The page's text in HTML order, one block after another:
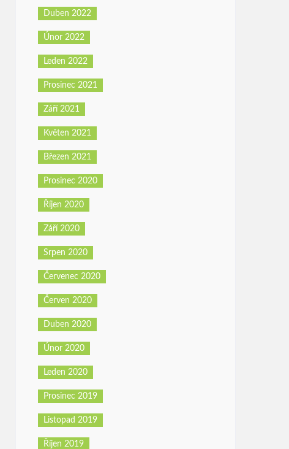
Duben 2022
Únor 2022
Leden 2022
Prosinec 2021
Září 2021
Květen 2021
Březen 2021
Prosinec 2020
Říjen 2020
Září 2020
Srpen 2020
Červenec 2020
Červen 2020
Duben 2020
Únor 2020
Leden 2020
Prosinec 2019
Listopad 2019
Říjen 2019